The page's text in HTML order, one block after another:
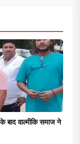
बाद वाल्मीकि समाज ने